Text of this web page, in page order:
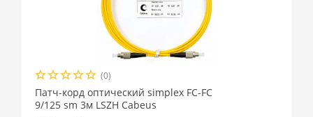
(0)
Патч-корд оптический simplex FC-FC
9/125 sm 3м LSZH Cabeus